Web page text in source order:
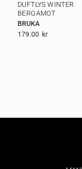
DUFTLYS WINTER
BERGAMOT
BRUKA
179.00 Kr